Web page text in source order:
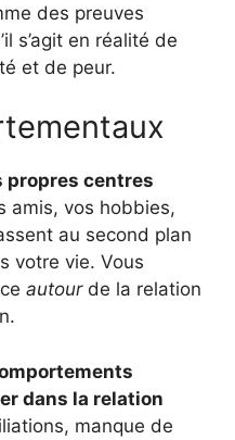
des preuves
s’agit en réalité de
et de peur.
propres centres
amis, vos hobbies,
au second plan
votre vie. Vous
autourde la relation
dans la relation
manque de